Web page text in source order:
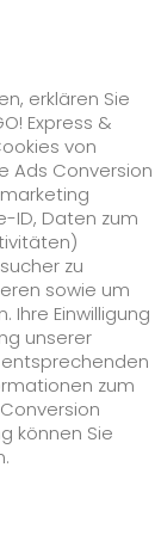
+
+
+
+
erklären Sie
Express &
von
Ads Conversion
ID, Daten zum
zu
sowie um
Ihre Einwilligung
unserer
zum
können Sie